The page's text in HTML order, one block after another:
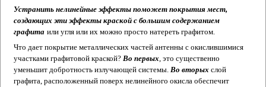
Устранить нелинейные эффекты поможет покрытия мест,
создающих эти эффекты краской с большим содержанием
графита или угля или их можно просто натереть графитом.
Что дает покрытие металлических частей антенны с окислившимися
участками графитовой краской? Во первых , это существенно
уменьшит добротность излучающей системы. Во вторых слой
графита, расположенный поверх нелинейного окисла обеспечит